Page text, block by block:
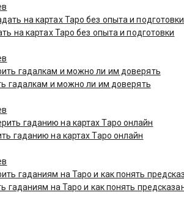
на картах Таро без опыта и подготовки
гадалкам и можно ли им доверять
гаданию на картах Таро онлайн
гаданиям на Таро и как понять